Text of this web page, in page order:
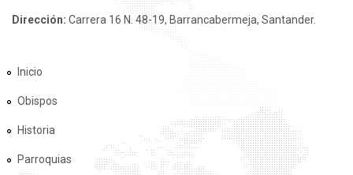
Dirección: Carrera 16 N. 48-19, Barrancabermeja, Santander.
Inicio
Obispos
Historia
Parroquias